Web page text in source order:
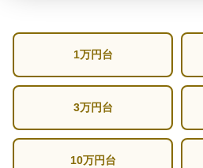
1万円台
3万円台
10万円台